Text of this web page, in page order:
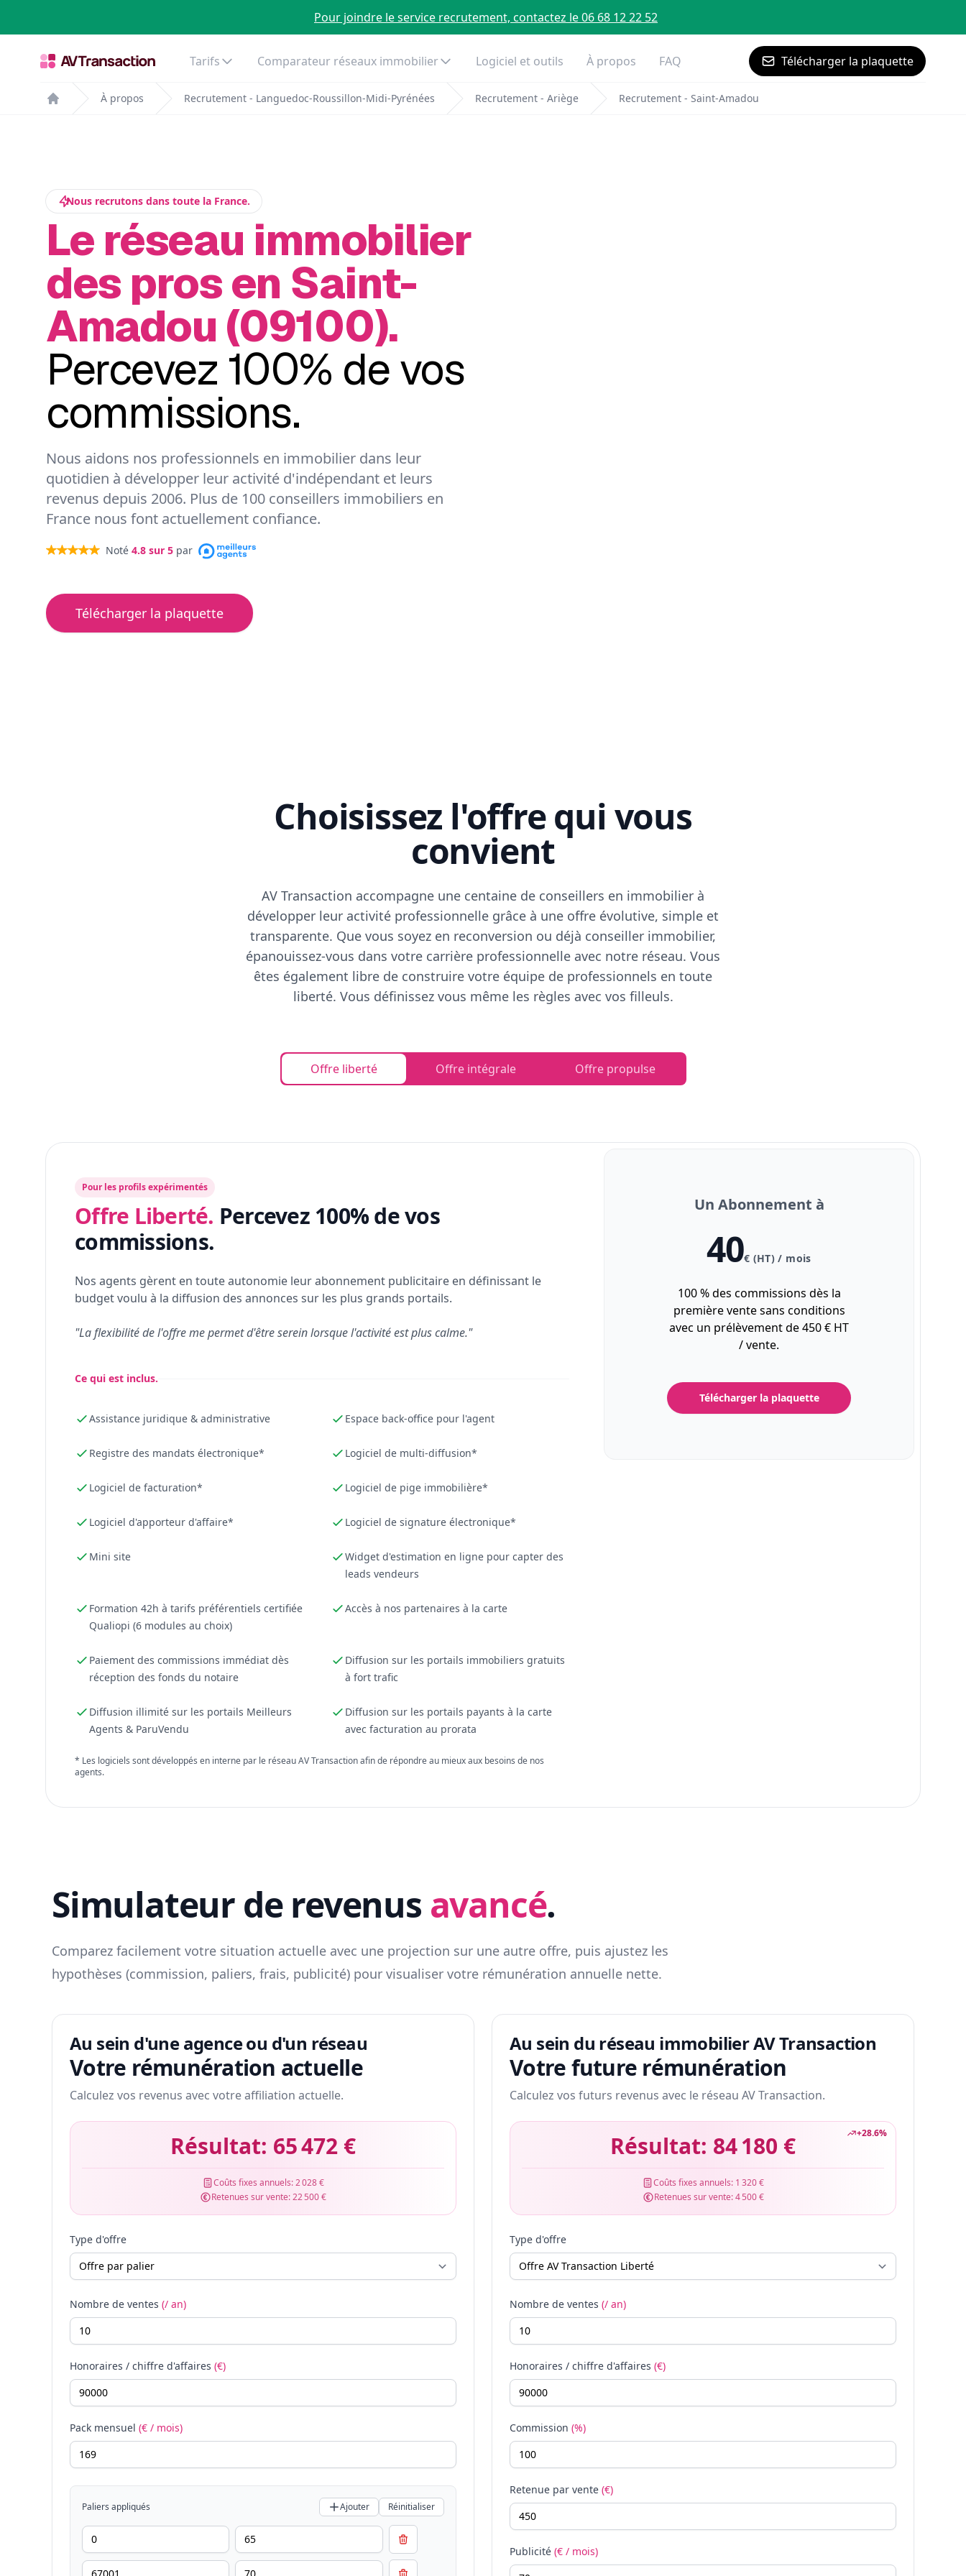
Pour joindre le service recrutement, contactez le 06 68 12 22 52
Tarifs Comparateur réseaux immobilier Logiciel et outils À propos FAQ Télécharger la plaquette
Home
À propos Recrutement - Languedoc-Roussillon-Midi-Pyrénées Recrutement - Ariège Recrutement - Saint-Amadou
Nous recrutons dans toute la France.
Le réseau immobilier
des pros en Saint-
Amadou (09100).
Percevez 100% de vos
commissions.
Nous aidons nos professionnels en immobilier dans leur
quotidien à développer leur activité d'indépendant et leurs
revenus depuis 2006. Plus de 100 conseillers immobiliers en
France nous font actuellement confiance.
Noté 4.8 sur 5 par
Télécharger la plaquette
Choisissez l'offre qui vous
convient
AV Transaction accompagne une centaine de conseillers en immobilier à
développer leur activité professionnelle grâce à une offre évolutive, simple et
transparente. Que vous soyez en reconversion ou déjà conseiller immobilier,
épanouissez-vous dans votre carrière professionnelle avec notre réseau. Vous
êtes également libre de construire votre équipe de professionnels en toute
liberté. Vous définissez vous même les règles avec vos filleuls.
Offre liberté Offre intégrale Offre propulse
Pour les profils expérimentés
Offre Liberté. Percevez 100% de vos
commissions.
Nos agents gèrent en toute autonomie leur abonnement publicitaire en définissant le
budget voulu à la diffusion des annonces sur les plus grands portails.
"La flexibilité de l'offre me permet d'être serein lorsque l'activité est plus calme."
Ce qui est inclus.
Assistance juridique & administrative Espace back-office pour l'agent
Registre des mandats électronique* Logiciel de multi-diffusion*
Logiciel de facturation* Logiciel de pige immobilière*
Logiciel d'apporteur d'affaire* Logiciel de signature électronique*
Mini site
Widget d'estimation en ligne pour capter des
leads vendeurs
Formation 42h à tarifs préférentiels certifiée
Qualiopi (6 modules au choix)
Accès à nos partenaires à la carte
Paiement des commissions immédiat dès
réception des fonds du notaire
Diffusion sur les portails immobiliers gratuits
à fort trafic
Diffusion illimité sur les portails Meilleurs
Agents & ParuVendu
Diffusion sur les portails payants à la carte
avec facturation au prorata
* Les logiciels sont développés en interne par le réseau AV Transaction afin de répondre au mieux aux besoins de nos
agents.
Un Abonnement à
40€ (HT) / mois
100 % des commissions dès la
première vente sans conditions
avec un prélèvement de 450 € HT
/ vente.
Télécharger la plaquette
Simulateur de revenus avancé.
Comparez facilement votre situation actuelle avec une projection sur une autre offre, puis ajustez les
hypothèses (commission, paliers, frais, publicité) pour visualiser votre rémunération annuelle nette.
Au sein d'une agence ou d'un réseau
Votre rémunération actuelle
Calculez vos revenus avec votre affiliation actuelle.
Résultat: 65 472 €
Coûts fixes annuels:2 028 €
Retenues sur vente:22 500 €
Type d'offre
Nombre de ventes (/ an)
Honoraires / chiffre d'affaires (€)
Pack mensuel (€ / mois)
Paliers appliqués Ajouter Réinitialiser
Au sein du réseau immobilier AV Transaction
Votre future rémunération
Calculez vos futurs revenus avec le réseau AV Transaction.
+28.6%
Résultat: 84 180 €
Coûts fixes annuels: 1 320 €
Retenues sur vente:4 500 €
Type d'offre
Nombre de ventes (/ an)
Honoraires / chiffre d'affaires (€)
Commission (%)
Retenue par vente (€)
Publicité (€ / mois)